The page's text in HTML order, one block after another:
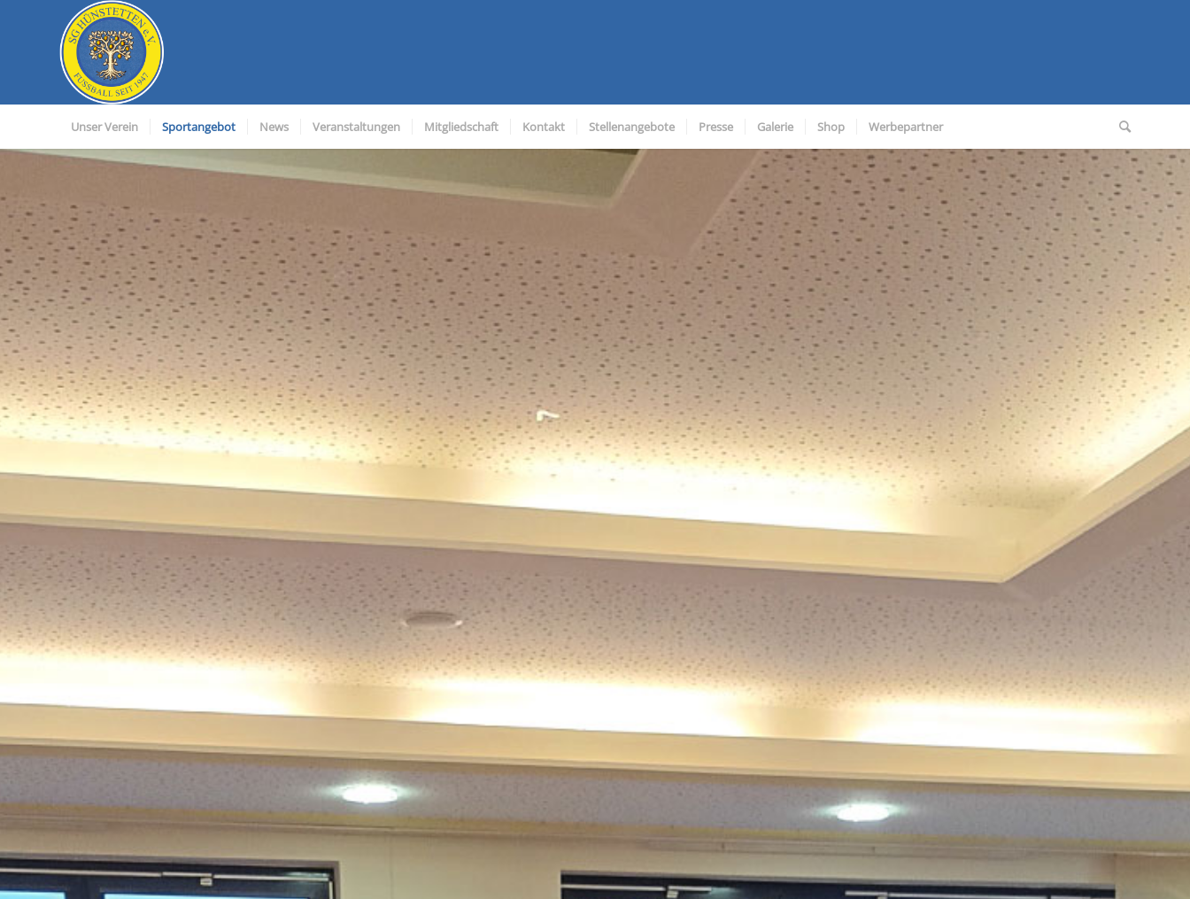
Unser Verein Sportangebot News Veranstaltungen Mitgliedschaft Kontakt Stellenangebote Presse Galerie Shop Werbepartner